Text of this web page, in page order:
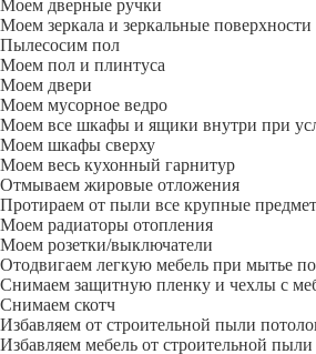
Моем дверные ручки
Моем зеркала и зеркальные поверхности
Пылесосим пол
Моем пол и плинтуса
Моем двери
Моем мусорное ведро
Моем все шкафы и ящики внутри при
Моем шкафы сверху
Моем весь кухонный гарнитур
Отмываем жировые отложения
Протираем от пыли все крупные
Моем радиаторы отопления
Моем розетки/выключатели
Отодвигаем легкую мебель при мытье
Снимаем защитную пленку и чехлы с
Снимаем скотч
Избавляем от строительной пыли
Избавляем мебель от строительной пыли